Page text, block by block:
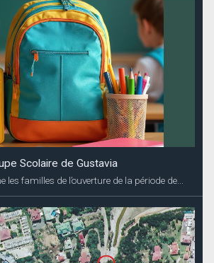
Scolaire de Gustavia
les familles de l’ouverture de la période de...